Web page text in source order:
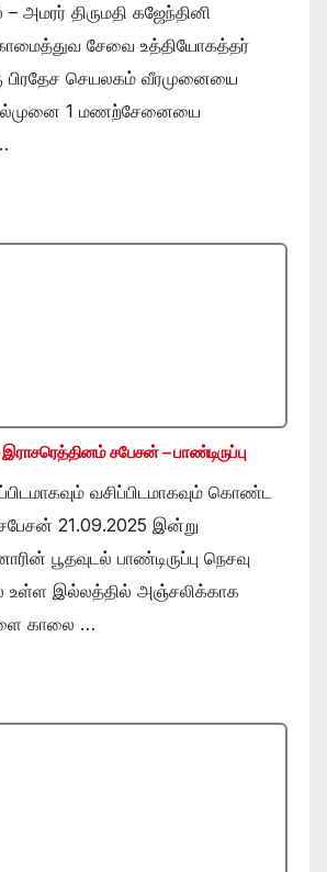
அமரர் திருமதி கஜேந்தினி
சேவை உத்தியோகத்தர்
பிரதேச செயலகம் வீரமுனையை
கல்முனை 1 மணற்சேனையை
சபேசன் – பாண்டிருப்பு
வசிப்பிடமாகவும் கொண்ட
21.09.2025 இன்று
பூதவுடல் பாண்டிருப்பு நெசவு
உள்ள இல்லத்தில் அஞ்சலிக்காக
காலை …